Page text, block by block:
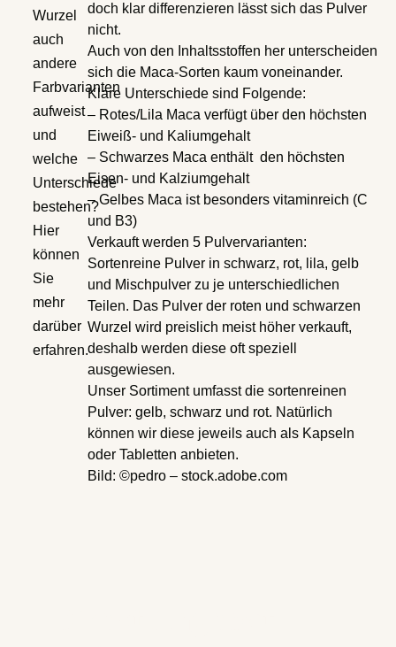
Wurzel
auch
andere
Farbvarianten
aufweist
und
welche
Unterschiede
bestehen?
Hier
können
Sie
mehr
darüber
erfahren.
doch klar differenzieren lässt sich das Pulver
nicht.
Auch von den Inhaltsstoffen her unterscheiden
sich die Maca-Sorten kaum voneinander.
Klare Unterschiede sind Folgende:
– Rotes/Lila Maca verfügt über den höchsten
Eiweiß- und Kaliumgehalt
– Schwarzes Maca enthält den höchsten
Eisen- und Kalziumgehalt
– Gelbes Maca ist besonders vitaminreich (C
und B3)
Verkauft werden 5 Pulvervarianten:
Sortenreine Pulver in schwarz, rot, lila, gelb
und Mischpulver zu je unterschiedlichen
Teilen. Das Pulver der roten und schwarzen
Wurzel wird preislich meist höher verkauft,
deshalb werden diese oft speziell
ausgewiesen.
Unser Sortiment umfasst die sortenreinen
Pulver: gelb, schwarz und rot. Natürlich
können wir diese jeweils auch als Kapseln
oder Tabletten anbieten.
Bild: ©pedro – stock.adobe.com